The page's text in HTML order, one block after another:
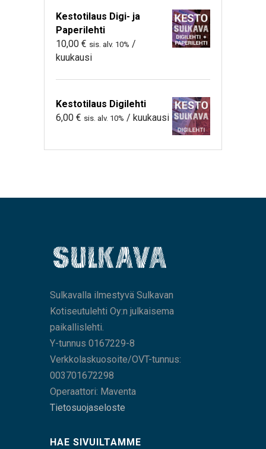
Kestotilaus Digi- ja
Paperilehti
10,00 € sis. alv. 10% /
kuukausi
Kestotilaus Digilehti
6,00 € sis. alv. 10% / kuukausi
Sulkavalla ilmestyvä Sulkavan
Kotiseutulehti Oy:n julkaisema
paikallislehti.
Y-tunnus 0167229-8
Verkkolaskuosoite/OVT-tunnus:
003701672298
Operaattori: Maventa
Tietosuojaseloste
HAE SIVUILTAMME